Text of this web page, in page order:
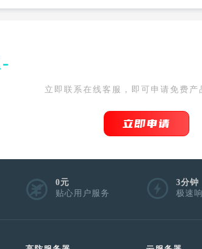
立即联系在线客服，即可申请免费产
立即申请
0元
贴心用户服务
3分钟
极速